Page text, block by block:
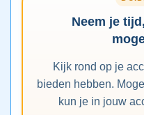
Neem je
Kijk rond op je
bieden hebben.
kun je in jouw